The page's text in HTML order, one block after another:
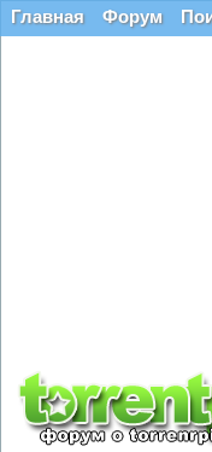
Главная Форум